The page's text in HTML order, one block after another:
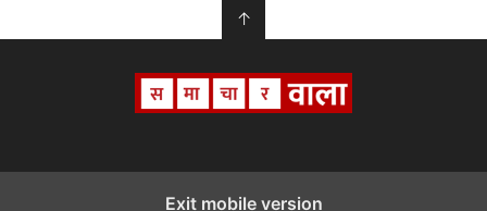
↑
Exit mobile version